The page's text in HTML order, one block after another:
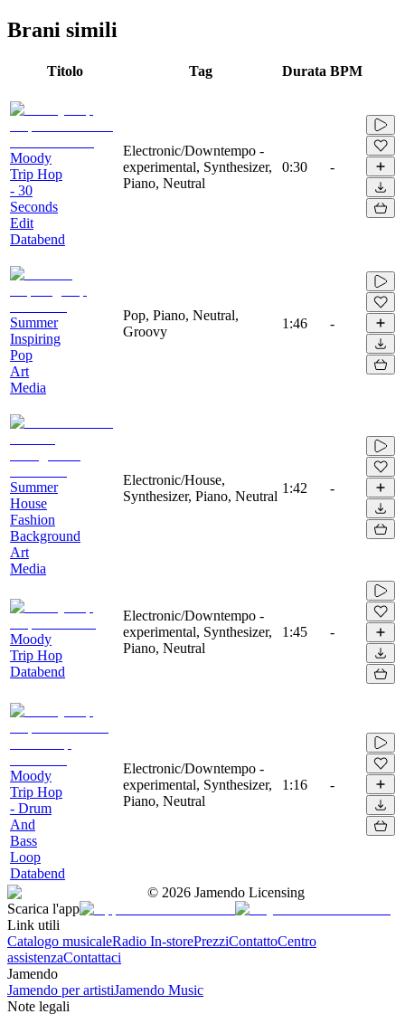
Brani simili
Titolo Tag Durata BPM
Moody
Trip Hop
- 30
Seconds
Edit
Databend
Electronic/Downtempo -
experimental, Synthesizer,
Piano, Neutral
0:30 -
Summer
Inspiring
Pop
Art
Media
Pop, Piano, Neutral,
Groovy
1:46 -
Summer
House
Fashion
Background
Art
Media
Electronic/House,
Synthesizer, Piano, Neutral
1:42 -
Moody
Trip Hop
Databend
Electronic/Downtempo -
experimental, Synthesizer,
Piano, Neutral
1:45 -
Moody
Trip Hop
- Drum
And
Bass
Loop
Databend
Electronic/Downtempo -
experimental, Synthesizer,
Piano, Neutral
1:16 -
© 2026 Jamendo Licensing
Scarica l'app
Link utili
Catalogo musicaleRadio In-storePrezziContattoCentro
assistenzaContattaci
Jamendo
Jamendo per artistiJamendo Music
Note legali